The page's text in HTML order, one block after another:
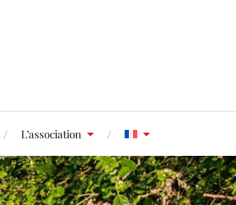
L’association